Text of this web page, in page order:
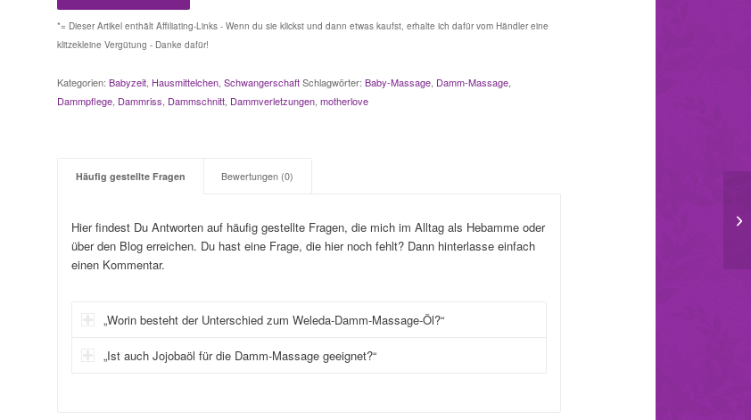
*= Dieser Artikel enthält Affiliating-Links - Wenn du sie klickst und dann etwas kaufst, erhalte ich dafür vom Händler eine
klitzekleine Vergütung - Danke dafür!
Kategorien:Babyzeit, Hausmittelchen,SchwangerschaftSchlagwörter:Baby-Massage, Damm-Massage,
Dammpflege, Dammriss, Dammschnitt, Dammverletzungen,motherlove
Häufig gestellte Fragen Bewertungen (0)
Hier findest Du Antworten auf häufig gestellte Fragen, die mich im Alltag als Hebamme oder
über den Blog erreichen. Du hast eine Frage, die hier noch fehlt? Dann hinterlasse einfach
einen Kommentar.
„Worin besteht der Unterschied zum Weleda-Damm-Massage-Öl?“
„Ist auch Jojobaöl für die Damm-Massage geeignet?“